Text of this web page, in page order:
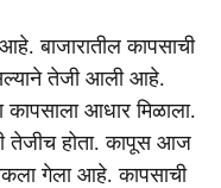
बाजारातील कापसाची
तेजी आली आहे.
कापसाला आधार मिळाला.
तेजीच होता. कापूस आज
गेला आहे. कापसाची